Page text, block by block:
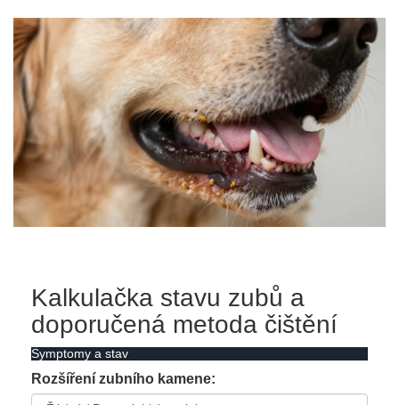
Kalkulačka stavu zubů a
doporučená metoda čištění
Symptomy a stav
Rozšíření zubního kamene: